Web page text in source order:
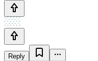
Reply